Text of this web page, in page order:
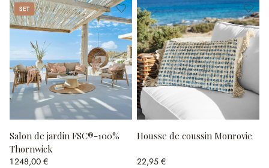
Set
Salon de jardin FSC®-100%
Thornwick
1 248,00 €
Housse de coussin Monrovie
22,95 €